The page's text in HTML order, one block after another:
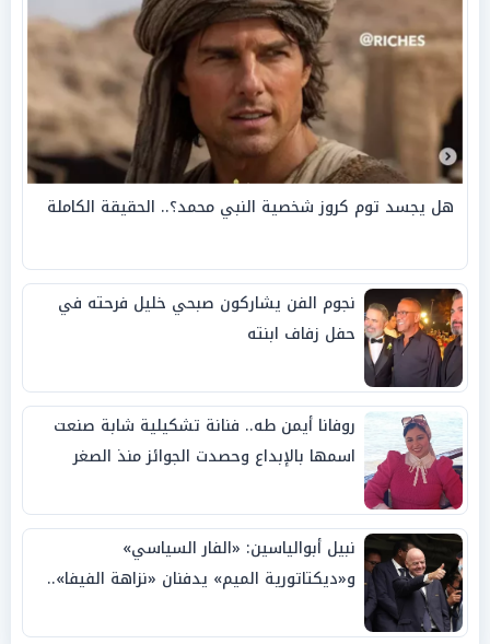
هل يجسد توم كروز شخصية النبي محمد؟.. الحقيقة الكاملة
نجوم الفن يشاركون صبحي خليل فرحته في
حفل زفاف ابنته
روفانا أيمن طه.. فنانة تشكيلية شابة صنعت
اسمها بالإبداع وحصدت الجوائز منذ الصغر
نبيل أبوالياسين: «الفار السياسي»
و«ديكتاتورية الميم» يدفنان «نزاهة الفيفا»..